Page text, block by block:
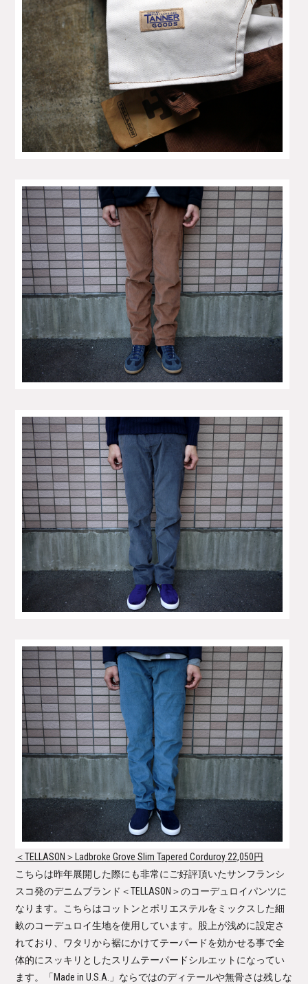
＜TELLASON＞Ladbroke Grove Slim Tapered Corduroy 22,050円
こちらは昨年展開した際にも非常にご好評頂いたサンフランシ
スコ発のデニムブランド＜TELLASON＞のコーデュロイパンツに
なります。こちらはコットンとポリエステルをミックスした細
畝のコーデュロイ生地を使用しています。股上が浅めに設定さ
れており、ワタリから裾にかけてテーパードを効かせる事で全
体的にスッキリとしたスリムテーパードシルエットになってい
ます。「Made in U.S.A.」ならではのディテールや無骨さは残しな